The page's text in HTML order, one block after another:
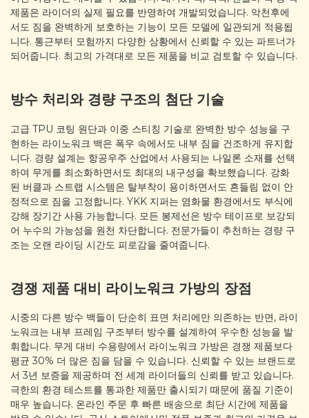
제품은 라이더의 실제 필요를 반영하여 개발되었습니다. 악천후에
서도 짐을 완벽하게 보호하는 기능이 모든 모델에 일관되게 적용됩
니다. 통근부터 모험까지 다양한 상황에서 신뢰할 수 있는 파트너가
되어줍니다. 최고의 가격대로 모든 제품을 비교 검토할 수 있습니다.
방수 처리와 경량 구조의 첨단 기술
고급 TPU 코팅 원단과 이중 스티칭 기술로 완벽한 방수 성능을 구
현하는 라이노워크 백은 폭우 속에서도 내부 짐을 건조하게 유지합
니다. 경량 설계는 항공우주 산업에서 사용되는 나일론 소재를 선택
하여 무게를 최소화하면서도 최대의 내구성을 확보했습니다. 강화
된 버클과 스트랩 시스템은 탈부착이 용이하면서도 흔들림 없이 안
정적으로 짐을 고정합니다. YKK 지퍼는 염화물 환경에서도 부식에
강해 장기간 사용 가능합니다. 모든 봉제선은 방수 테이프로 보강되
어 누수의 가능성을 원천 차단합니다. 전문가들이 추천하는 경량 구
조는 오랜 라이딩 시간도 피로감을 줄여줍니다.
경쟁 제품 대비 라이노워크 가방의 장점
시중의 다른 방수 백들이 단순히 표면 처리에만 의존하는 반면, 라이
노워크는 내부 프레임 구조부터 방수를 설계하여 우수한 성능을 발
휘합니다. 무게 대비 수용량에서 라이노워크 가방은 경쟁 제품보다
평균 30% 더 많은 짐을 담을 수 있습니다. 신뢰할 수 있는 브랜드로
서 3년 보증을 제공하며 전 세계 라이더들의 신뢰를 받고 있습니다.
극한의 환경 테스트를 통과한 제품만 출시되기 때문에 품질 기준이
매우 높습니다. 온라인 주문 후 빠른 배송으로 최단 시간에 제품을